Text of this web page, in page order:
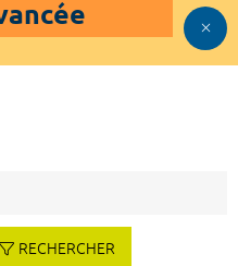
RECHERCHER